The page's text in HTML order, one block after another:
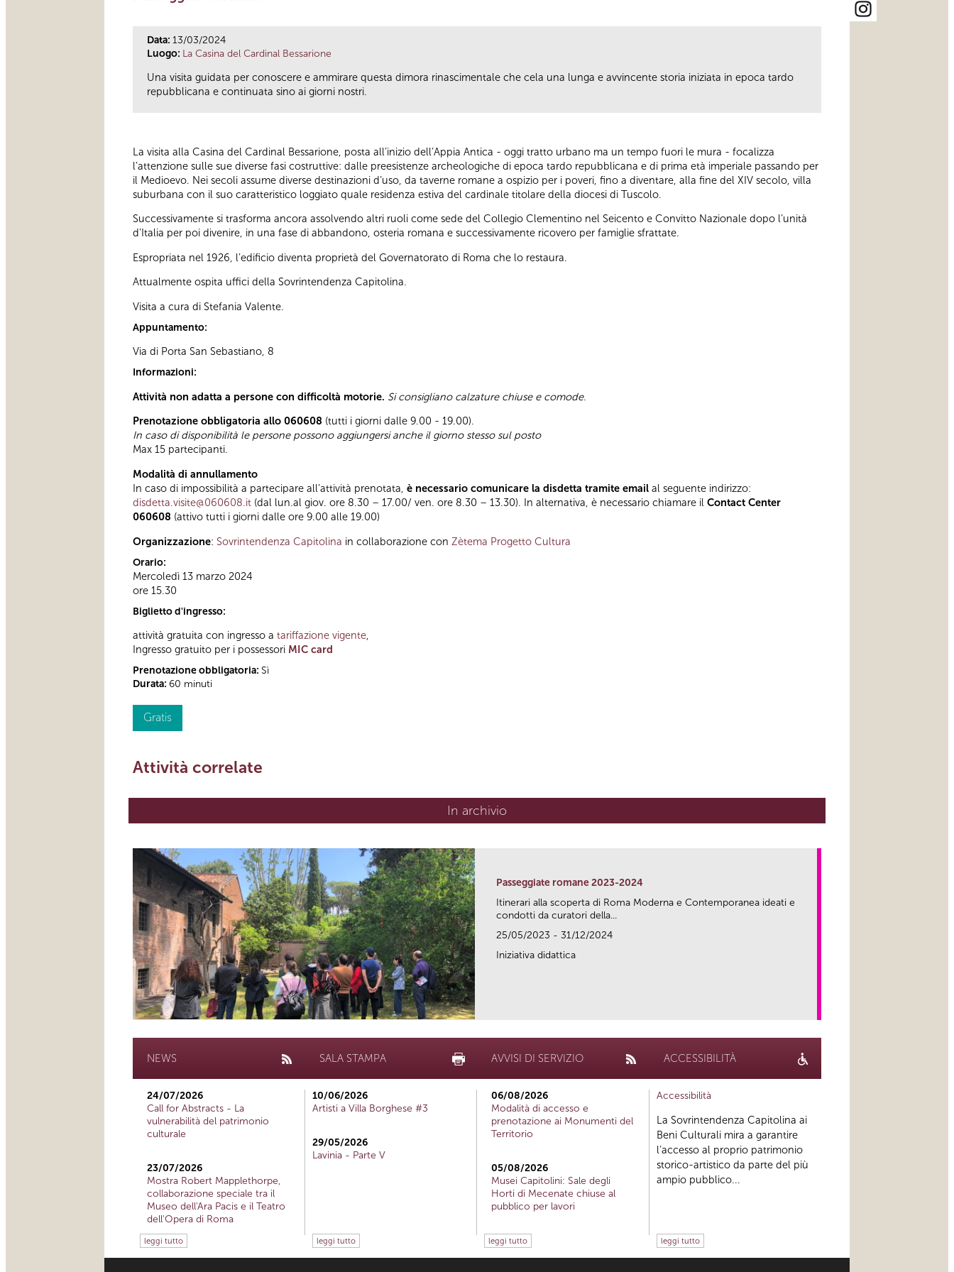
Data: 13/03/2024
Luogo: La Casina del Cardinal Bessarione
Una visita guidata per conoscere e ammirare questa dimora rinascimentale che cela una lunga e avvincente storia iniziata in epoca tardo
repubblicana e continuata sino ai giorni nostri.
La visita alla Casina del Cardinal Bessarione, posta all’inizio dell’Appia Antica - oggi tratto urbano ma un tempo fuori le mura - focalizza
l’attenzione sulle sue diverse fasi costruttive: dalle preesistenze archeologiche di epoca tardo repubblicana e di prima età imperiale passando per
il Medioevo. Nei secoli assume diverse destinazioni d’uso, da taverne romane a ospizio per i poveri, fino a diventare, alla fine del XIV secolo, villa
suburbana con il suo caratteristico loggiato quale residenza estiva del cardinale titolare della diocesi di Tuscolo.
Successivamente si trasforma ancora assolvendo altri ruoli come sede del Collegio Clementino nel Seicento e Convitto Nazionale dopo l’unità
d’Italia per poi divenire, in una fase di abbandono, osteria romana e successivamente ricovero per famiglie sfrattate.
Espropriata nel 1926, l’edificio diventa proprietà del Governatorato di Roma che lo restaura.
Attualmente ospita uffici della Sovrintendenza Capitolina.
Visita a cura di Stefania Valente.
Appuntamento:
Via di Porta San Sebastiano, 8
Informazioni:
Attività non adatta a persone con difficoltà motorie. Si consigliano calzature chiuse e comode.
Prenotazione obbligatoria allo 060608 (tutti i giorni dalle 9.00 - 19.00).
In caso di disponibilità le persone possono aggiungersi anche il giorno stesso sul posto
Max 15 partecipanti.
Modalità di annullamento
In caso di impossibilità a partecipare all’attività prenotata, è necessario comunicare la disdetta tramite email al seguente indirizzo:
disdetta.visite@060608.it (dal lun.al giov. ore 8.30 – 17.00/ ven. ore 8.30 – 13.30). In alternativa, è necessario chiamare il Contact Center
060608 (attivo tutti i giorni dalle ore 9.00 alle 19.00)
Organizzazione: Sovrintendenza Capitolina in collaborazione con Zètema Progetto Cultura
Orario:
Mercoledì 13 marzo 2024
ore 15.30
Biglietto d'ingresso:
attività gratuita con ingresso a tariffazione vigente,
Ingresso gratuito per i possessori MIC card
Prenotazione obbligatoria: Sì
Durata: 60 minuti
Gratis
Attività correlate
In archivio
Passeggiate romane 2023-2024
Itinerari alla scoperta di Roma Moderna e Contemporanea ideati e
condotti da curatori della...
25/05/2023 - 31/12/2024
Iniziativa didattica
NEWS
24/07/2026
Call for Abstracts - La
vulnerabilità del patrimonio
culturale
23/07/2026
Mostra Robert Mapplethorpe,
collaborazione speciale tra il
Museo dell'Ara Pacis e il Teatro
dell'Opera di Roma
leggi tutto
SALA STAMPA
10/06/2026
Artisti a Villa Borghese #3
29/05/2026
Lavinia - Parte V
leggi tutto
AVVISI DI SERVIZIO
06/08/2026
Modalità di accesso e
prenotazione ai Monumenti del
Territorio
05/08/2026
Musei Capitolini: Sale degli
Horti di Mecenate chiuse al
pubblico per lavori
leggi tutto
ACCESSIBILITÀ
Accessibilità
La Sovrintendenza Capitolina ai
Beni Culturali mira a garantire
l’accesso al proprio patrimonio
storico-artistico da parte del più
ampio pubblico...
leggi tutto